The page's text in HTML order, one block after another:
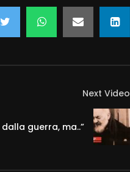
Next Video
guerra, ma..”